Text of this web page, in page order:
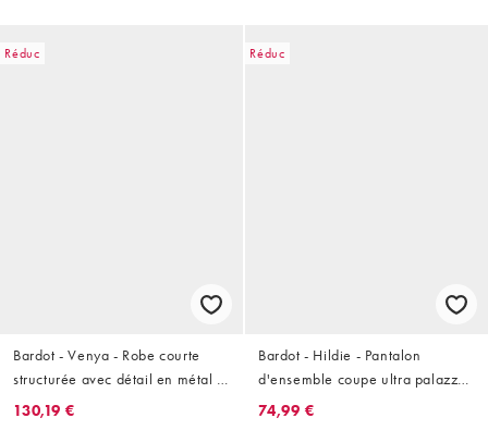
Réduc
Bardot - Venya - Robe courte
structurée avec détail en métal -
Chocolat
130,19 €
Réduc
Bardot - Hildie - Pantalon
d'ensemble coupe ultra palazzo
en dentelle - Noir
74,99 €